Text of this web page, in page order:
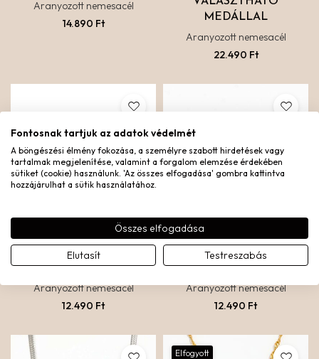
Aranyozott nemesacél
14.890 Ft
MEDÁLLAL
Aranyozott nemesacél
22.490 Ft
HALEY GYŰRŰ
Aranyozott nemesacél
12.490 Ft
HARMONY GYŰRŰ
Aranyozott nemesacél
12.490 Ft
Elfogyott
Fontosnak tartjuk az adatok védelmét
A böngészési élmény fokozása, a személyre szabott hirdetések vagy
tartalmak megjelenítése, valamint a forgalom elemzése érdekében
sütiket (cookie) használunk. 'Az összes elfogadása' gombra kattintva
hozzájárulhat a sütik használatához.
Összes elfogadása
Elutasít Testreszabás